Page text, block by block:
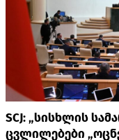
SCJ: „სისხლის
ცვლილებები